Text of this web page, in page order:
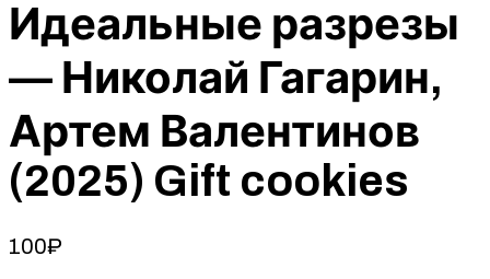
Идеальные разрезы
— Николай Гагарин,
Артем Валентинов
(2025) Gift cookies
100₽